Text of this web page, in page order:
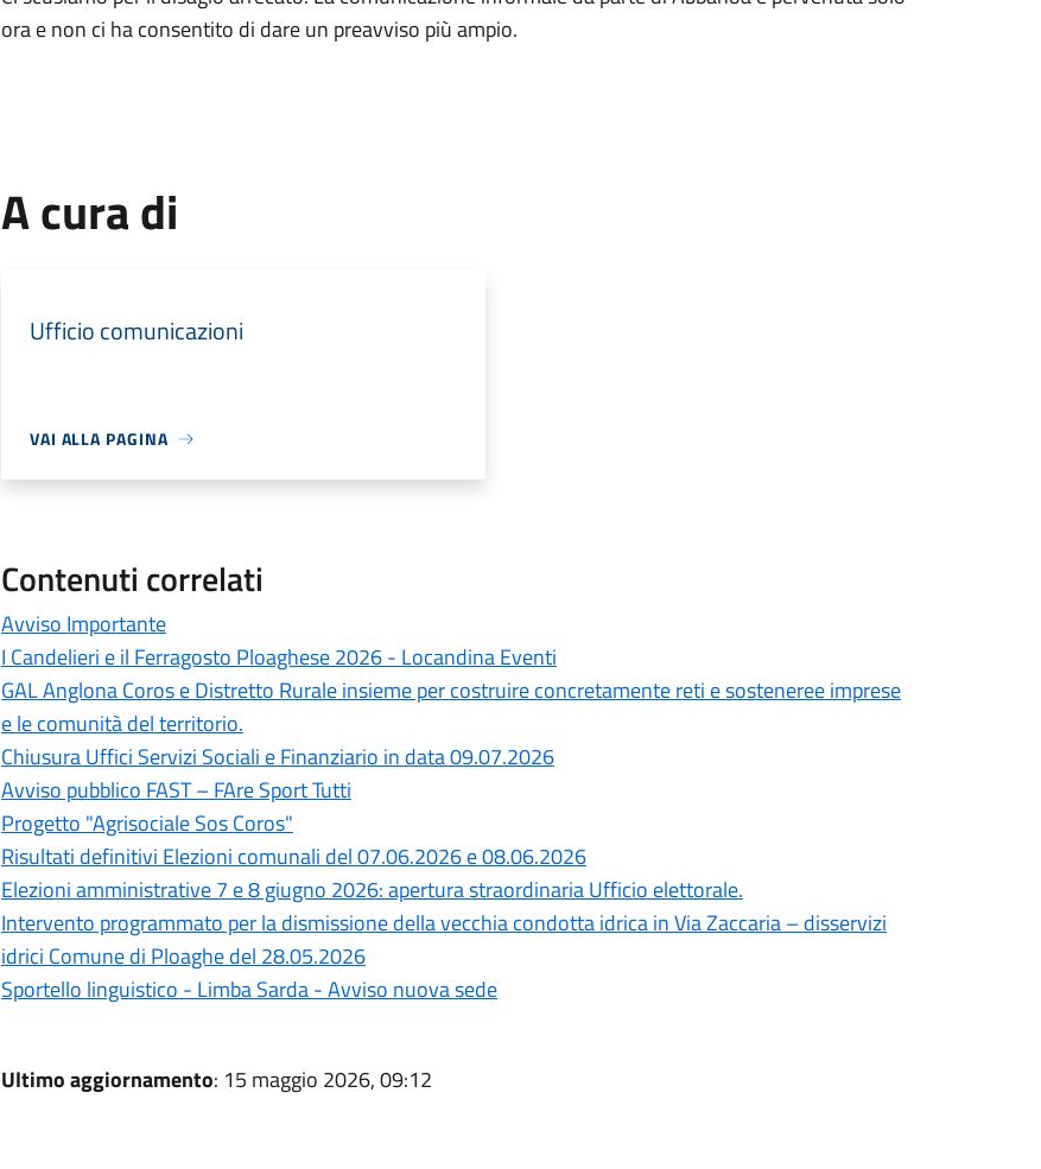
ora e non ci ha consentito di dare un preavviso più ampio.
A cura di
Ufficio comunicazioni
VAI ALLA PAGINA
Contenuti correlati
Avviso Importante
I Candelieri e il Ferragosto Ploaghese 2026 - Locandina Eventi
GAL Anglona Coros e Distretto Rurale insieme per costruire concretamente reti e sosteneree imprese
e le comunità del territorio.
Chiusura Uffici Servizi Sociali e Finanziario in data 09.07.2026
Avviso pubblico FAST – FAre Sport Tutti
Progetto "Agrisociale Sos Coros"
Risultati definitivi Elezioni comunali del 07.06.2026 e 08.06.2026
Elezioni amministrative 7 e 8 giugno 2026: apertura straordinaria Ufficio elettorale.
Intervento programmato per la dismissione della vecchia condotta idrica in Via Zaccaria – disservizi
idrici Comune di Ploaghe del 28.05.2026
Sportello linguistico - Limba Sarda - Avviso nuova sede
Ultimo aggiornamento: 15 maggio 2026, 09:12